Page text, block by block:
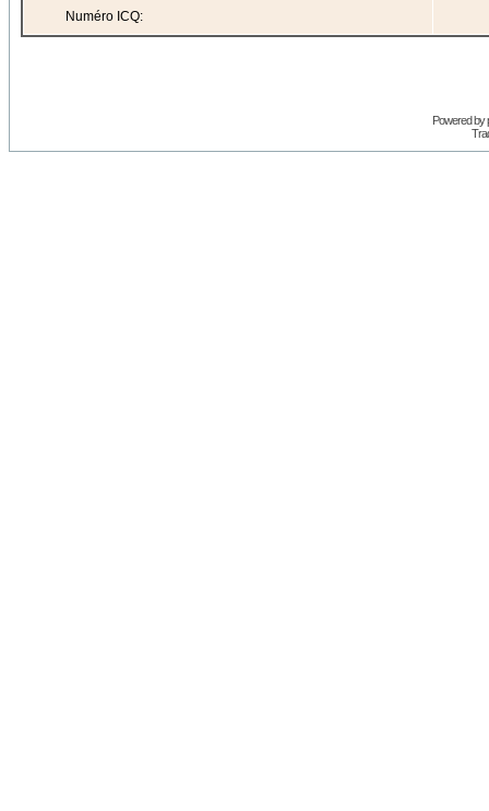
Numéro ICQ:
Powered by